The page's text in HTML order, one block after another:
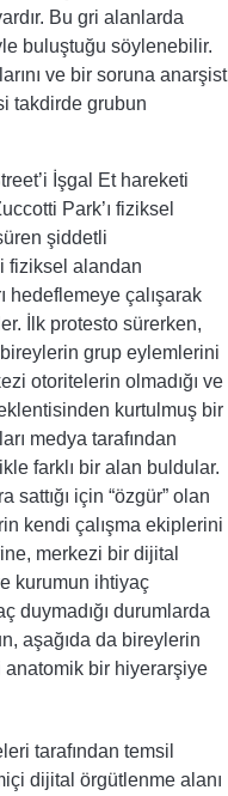
Bu gri alanlarda
buluştuğu söylenebilir.
ve bir soruna anarşist
takdirde grubun
İşgal Et hareketi
Park’ı fiziksel
şiddetli
fiziksel alandan
hedeflemeye çalışarak
İlk protesto sürerken,
grup eylemlerini
otoritelerin olmadığı ve
kurtulmuş bir
medya tarafından
farklı bir alan buldular.
için “özgür” olan
kendi çalışma ekiplerini
merkezi bir dijital
kurumun ihtiyaç
duymadığı durumlarda
aşağıda da bireylerin
bir hiyerarşiye
tarafından temsil
dijital örgütlenme alanı